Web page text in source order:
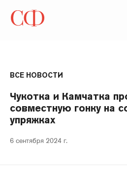
ВСЕ НОВОСТИ
Чукотка и Камчатка
совместную гонку на
упряжках
6 сентября 2024 г.